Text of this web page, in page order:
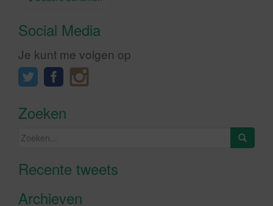
Social Media
Je kunt me volgen op
Zoeken
Zoeken
Recente tweetsKlik om marketing cookies te
Archieven